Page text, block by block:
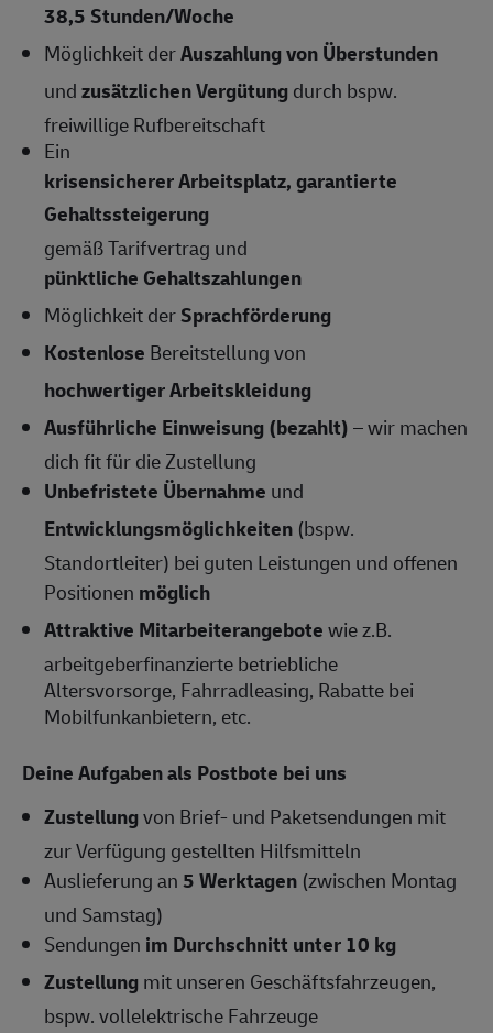
38,5 Stunden/Woche
Möglichkeit derAuszahlung von Überstunden
undzusätzlichen Vergütungdurch bspw.
freiwillige Rufbereitschaft
Ein
krisensicherer Arbeitsplatz, garantierte
Gehaltssteigerung
gemäß Tarifvertrag und
pünktliche Gehaltszahlungen
Möglichkeit derSprachförderung
Kostenlose Bereitstellung von
hochwertiger Arbeitskleidung
Ausführliche Einweisung (bezahlt)– wir machen
dich fit für die Zustellung
Unbefristete Übernahme und
Entwicklungsmöglichkeiten (bspw.
Standortleiter) bei guten Leistungen und offenen
Positionen möglich
Attraktive Mitarbeiterangebotewie z.B.
arbeitgeberfinanzierte betriebliche
Altersvorsorge, Fahrradleasing, Rabatte bei
Mobilfunkanbietern, etc.
Deine Aufgaben als Postbote bei uns
Zustellungvon Brief- und Paketsendungen mit
zur Verfügung gestellten Hilfsmitteln
Auslieferung an5 Werktagen (zwischen Montag
und Samstag)
Sendungen im Durchschnitt unter 10 kg
Zustellungmit unseren Geschäftsfahrzeugen,
bspw. vollelektrische Fahrzeuge